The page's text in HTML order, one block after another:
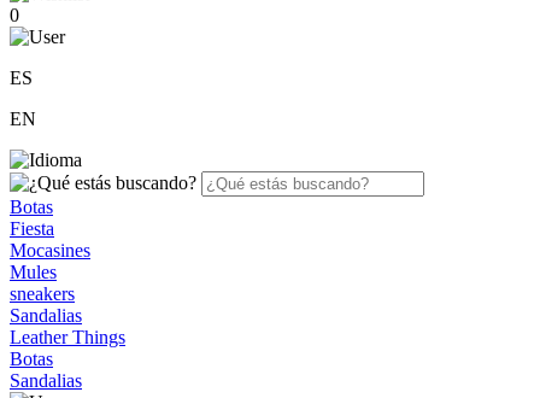
0
ES
EN
Botas
Fiesta
Mocasines
Mules
sneakers
Sandalias
Leather Things
Botas
Sandalias